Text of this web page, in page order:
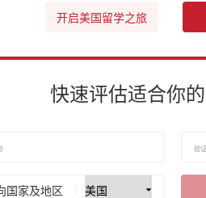
开启美国留学之旅
快速评估适合你
国家及地区